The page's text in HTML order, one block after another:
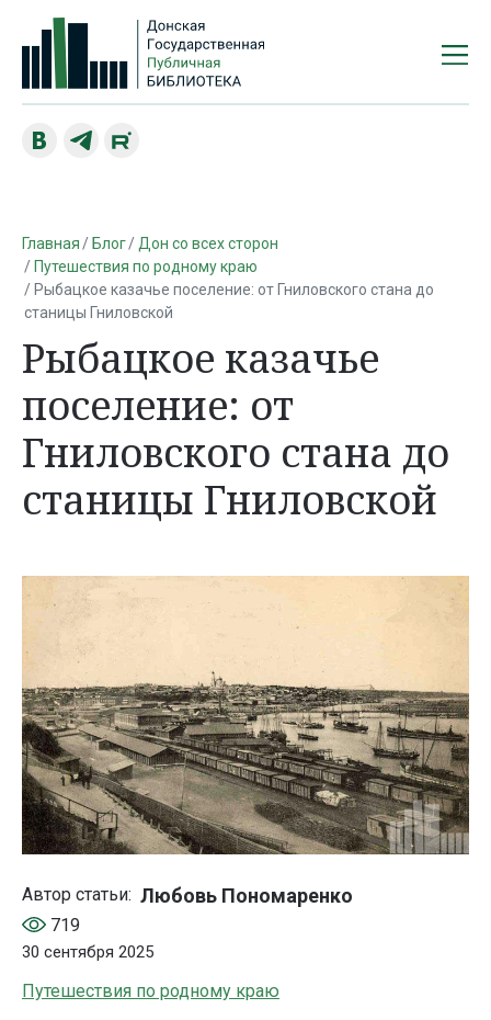
Главная Блог
Дон со всех сторон
Путешествия по родному краю
Рыбацкое казачье поселение: от Гниловского стана до
станицы Гниловской
Рыбацкое казачье
поселение: от
Гниловского стана до
станицы Гниловской
Автор статьи: Любовь Пономаренко
719
30 сентября 2025
Путешествия по родному краю